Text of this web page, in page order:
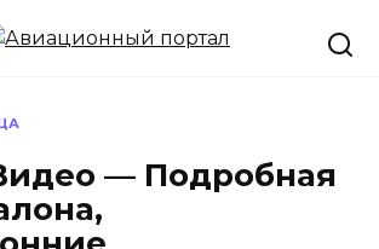
— Подробная